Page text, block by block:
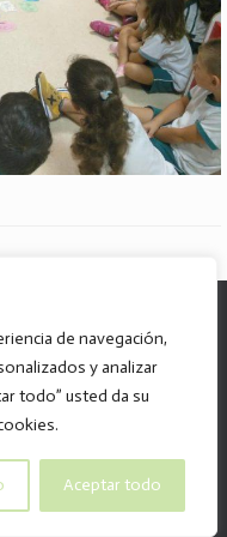
de navegación,
y analizar
todo” usted da su
Aceptar todo
Lluch - 2026
- Alboraya